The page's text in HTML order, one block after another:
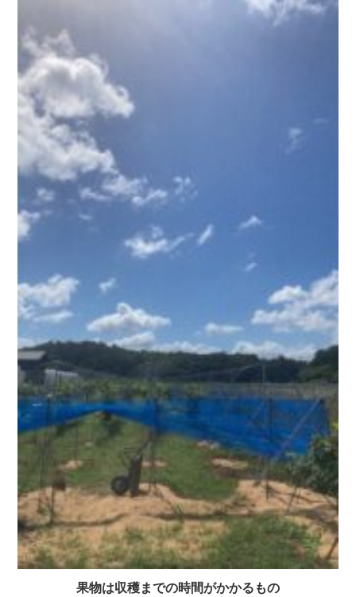
果物は収穫までの時間がかかるもの